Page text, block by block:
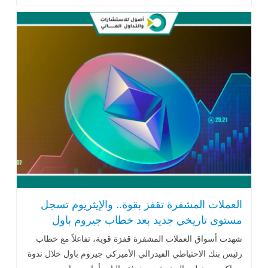
العملات المشفرة تقفز بقوة.. والإيثريوم تسجل
مستوى تاريخي جديد بعد خطاب جيروم باول
شهدت أسواق العملات المشفرة قفزة قوية، تفاعلاً مع خطاب
رئيس بنك الاحتياطي الفيدرالي الأميركي جيروم باول خلال ندوة